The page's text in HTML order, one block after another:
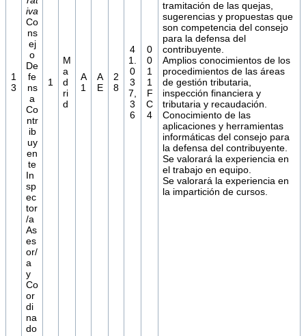
1
3
iva
Co
ns
ej
o
De
fe
ns
a
Co
ntr
ib
uy
en
te
In
sp
ec
tor
/a
As
es
or/
a
y
Co
or
di
na
do
1
M
a
d
ri
d
A
1
A
E
2
8
4
1.
0
3
7,
3
6
0
0
1
1
F
C
4
tramitación de las quejas,
sugerencias y propuestas que
son competencia del consejo
para la defensa del
contribuyente.
Amplios conocimientos de los
procedimientos de las áreas
de gestión tributaria,
inspección financiera y
tributaria y recaudación.
Conocimiento de las
aplicaciones y herramientas
informáticas del consejo para
la defensa del contribuyente.
Se valorará la experiencia en
el trabajo en equipo.
Se valorará la experiencia en
la impartición de cursos.